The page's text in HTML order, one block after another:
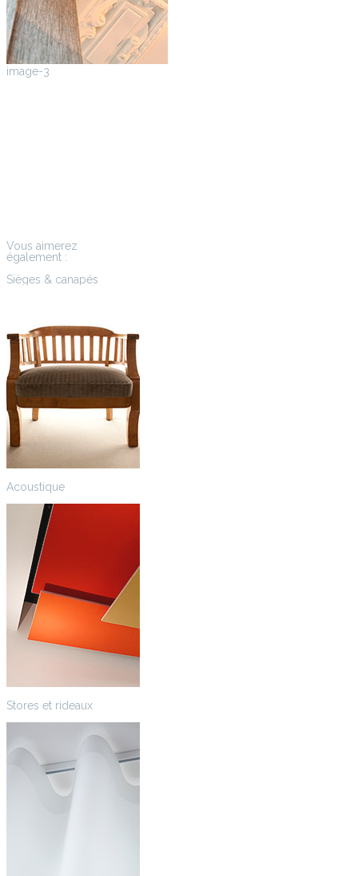
image-3
Vous aimerez
également :
Sièges & canapés
Acoustique
Stores et rideaux